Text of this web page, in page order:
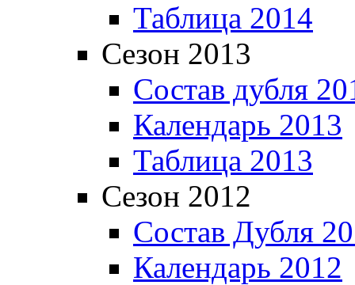
Таблица 2014
Сезон 2013
Состав дубля
Календарь 2013
Таблица 2013
Сезон 2012
Состав Дубля
Календарь 2012